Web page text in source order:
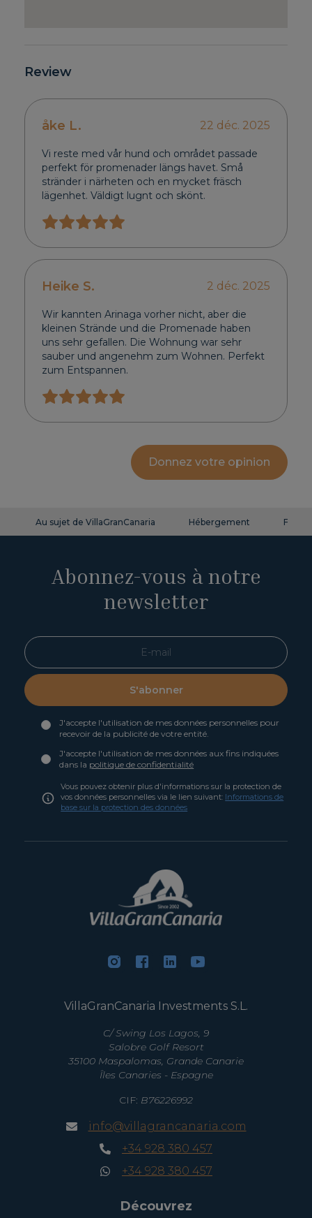
Review
åke L. 22 déc. 2025
Vi reste med vår hund och området passade
perfekt för promenader längs havet. Små
stränder i närheten och en mycket fräsch
lägenhet. Väldigt lugnt och skönt.
Heike S. 2 déc. 2025
Wir kannten Arinaga vorher nicht, aber die
kleinen Strände und die Promenade haben
uns sehr gefallen. Die Wohnung war sehr
sauber und angenehm zum Wohnen. Perfekt
zum Entspannen.
Donnez votre opinion
Au sujet de VillaGranCanaria Hébergement FAQ
Abonnez-vous à notre
newsletter
S'abonner
J'accepte l'utilisation de mes données personnelles pour
recevoir de la publicité de votre entité.
J'accepte l'utilisation de mes données aux fins indiquées
dans la politique de confidentialité
Vous pouvez obtenir plus d'informations sur la protection de
vos données personnelles via le lien suivant: Informations de
base sur la protection des données
VillaGranCanaria Investments S.L.
C/ Swing Los Lagos, 9
Salobre Golf Resort
35100 Maspalomas, Grande Canarie
Îles Canaries - Espagne
CIF: B76226992
info@villagrancanaria.com
+34 928 380 457
+34 928 380 457
Découvrez